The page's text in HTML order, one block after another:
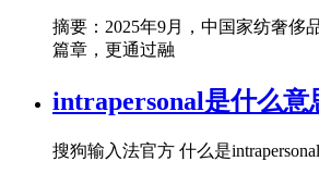
摘要：2025年9月，中国家纺奢侈
篇章，更通过融
intrapersonal是什么意
搜狗输入法官方 什么是